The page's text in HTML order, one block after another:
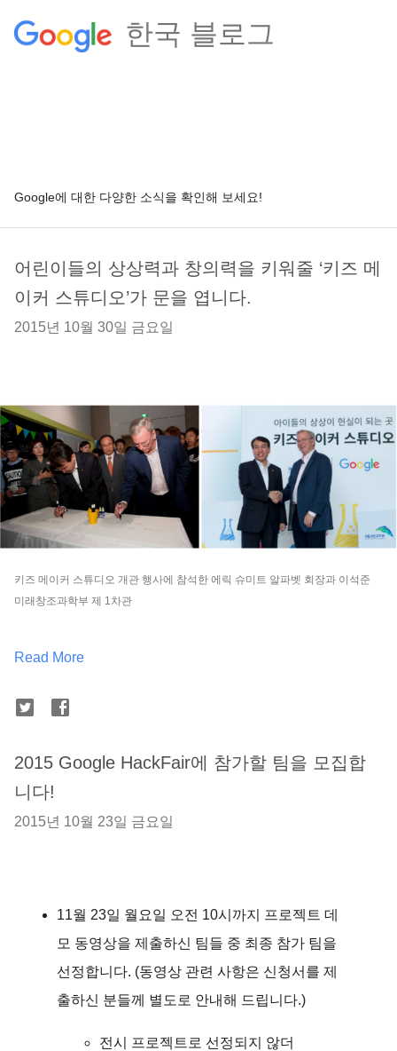
한국 블로그
Google에 대한 다양한 소식을 확인해 보세요!
어린이들의 상상력과 창의력을 키워줄 ‘키즈 메
이커 스튜디오’가 문을 엽니다.
2015년 10월 30일 금요일
키즈 메이커 스튜디오 개관 행사에 참석한 에릭 슈미트 알파벳 회장과 이석준
미래창조과학부 제 1차관
Read More
2015 Google HackFair에 참가할 팀을 모집합
니다!
2015년 10월 23일 금요일
11월 23일 월요일 오전 10시까지 프로젝트 데
모 동영상을 제출하신 팀들 중 최종 참가 팀을
선정합니다. (동영상 관련 사항은 신청서를 제
출하신 분들께 별도로 안내해 드립니다.)
전시 프로젝트로 선정되지 않더